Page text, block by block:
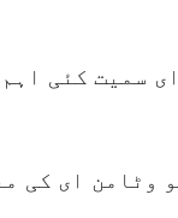
سمیت کئی
وٹامن ای کی